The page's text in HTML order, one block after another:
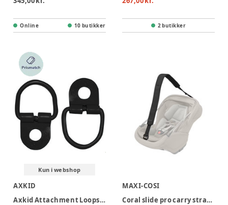
Online 10 butikker 2 butikker
Kun i webshop
AXKID
Axkid Attachment Loops 70mm
MAXI-COSI
Coral slide pro carry strap black